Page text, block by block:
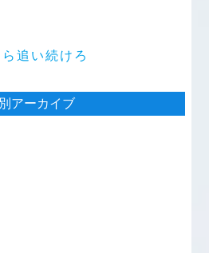
追い続けろ
アーカイブ